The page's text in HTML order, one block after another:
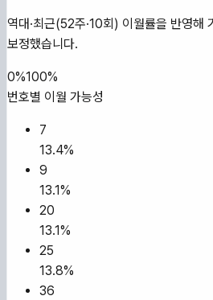
역대·최근(52주·10회) 이월률을 반영해
보정했습니다.
0%100%
번호별 이월 가능성
7
13.4%
9
13.1%
20
13.1%
25
13.8%
36